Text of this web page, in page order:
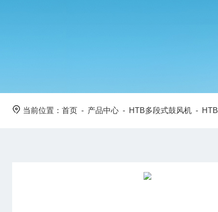
当前位置： 首页 - 产品中心 - HTB多段式鼓风机 -